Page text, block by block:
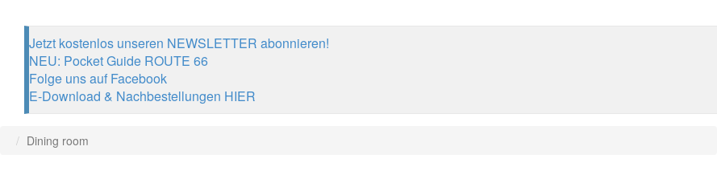
Jetzt kostenlos unseren NEWSLETTER abonnieren!
NEU: Pocket Guide ROUTE 66
Folge uns auf Facebook
E-Download & Nachbestellungen HIER
Dining room